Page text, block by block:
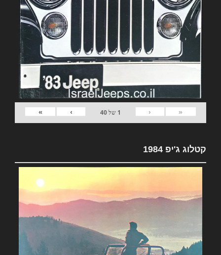
«
‹
1 של40
›
»
קטלוג ג'יפ 1984